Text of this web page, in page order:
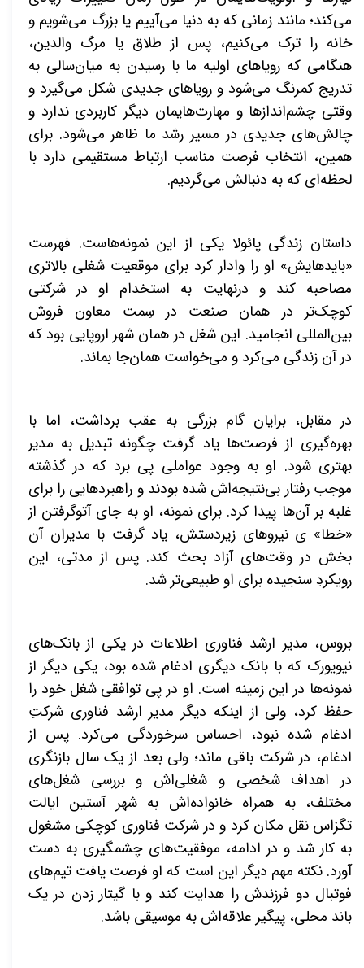
می‌کند؛ مانند زمانی که به دنیا می‌آییم یا بزرگ می‌شویم و
خانه را ترک می‌کنیم، پس از طلاق یا مرگ والدین،
هنگامی که رویاهای اولیه ما با رسیدن به میان‌سالی به
تدریج کمرنگ می‌شود و رویاهای جدیدی شکل می‌گیرد و
وقتی چشم‌اندازها و مهارت‌هایمان دیگر کاربردی ندارد و
چالش‌های جدیدی در مسیر رشد ما ظاهر می‌شود. برای
همین، انتخاب فرصت مناسب ارتباط مستقیمی دارد با
لحظه‌ای که به دنبالش می‌گردیم.
داستان زندگی پائولا یکی از این نمونه‌هاست. فهرست
«بایدهایش» او را وادار کرد برای موقعیت شغلی بالاتری
مصاحبه کند و درنهایت به استخدام او در شرکتی
کوچک‌تر در همان صنعت در سِمت معاون فروش
بین‌المللی انجامید. این شغل در همان شهر اروپایی بود که
در آن زندگی می‌کرد و می‌خواست همان‌جا بماند.
در مقابل، برایان گام بزرگی به عقب برداشت، اما با
بهره‌گیری از فرصت‌ها یاد گرفت چگونه تبدیل به مدیر
بهتری شود. او به وجود عواملی پی برد که در گذشته
موجب رفتار بی‌نتیجه‌اش شده بودند و راهبردهایی را برای
غلبه بر آن‌ها پیدا کرد. برای نمونه، او به جای آتوگرفتن از
«خطا» ی نیروهای زیردستش، یاد گرفت با مدیران آن
بخش در وقت‌های آزاد بحث کند. پس از مدتی، این
رویکردِ سنجیده برای او طبیعی‌تر شد.
بروس، مدیر ارشد فناوری اطلاعات در یکی از بانک‌های
نیویورک که با بانک دیگری ادغام شده بود، یکی دیگر از
نمونه‌ها در این زمینه است. او در پی توافقی شغل خود را
حفظ کرد، ولی از اینکه دیگر مدیر ارشد فناوری شرکتِ
ادغام شده نبود، احساس سرخوردگی می‌کرد. پس از
ادغام، در شرکت باقی ماند؛ ولی بعد از یک سال بازنگری
در اهداف شخصی و شغلی‌اش و بررسی شغل‌های
مختلف، به همراه خانواده‌اش به شهر آستین ایالت
تگزاس نقل مکان کرد و در شرکت فناوری کوچکی مشغول
به کار شد و در ادامه، موفقیت‌های چشمگیری به دست
آورد. نکته مهم دیگر این است که او فرصت یافت تیم‌های
فوتبال دو فرزندش را هدایت کند و با گیتار زدن در یک
باند محلی، پیگیر علاقه‌اش به موسیقی باشد.